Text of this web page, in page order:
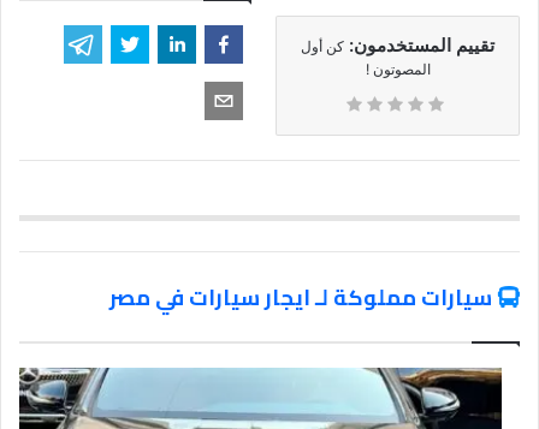
تقييم المستخدمون: كن أول
المصوتون !
سيارات مملوكة لـ ايجار سيارات في مصر